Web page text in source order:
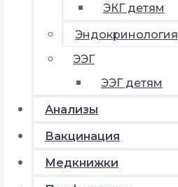
ЭКГ детям
Эндокринология
ЭЭГ
ЭЭГ детям
Анализы
Вакцинация
Медкнижки